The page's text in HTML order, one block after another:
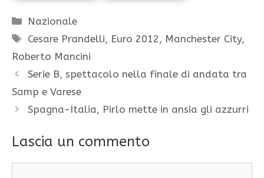
Categorie
Nazionale
Tag
Cesare Prandelli, Euro 2012 , Manchester City,
Roberto Mancini
Serie B, spettacolo nella finale di andata tra
Samp e Varese
Spagna-Italia, Pirlo mette in ansia gli azzurri
Lascia un commento